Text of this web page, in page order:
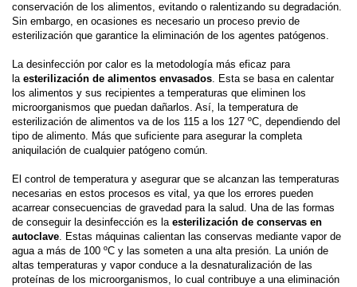
conservación de los alimentos, evitando o ralentizando su degradación.
Sin embargo, en ocasiones es necesario un proceso previo de
esterilización que garantice la eliminación de los agentes patógenos.
La desinfección por calor es la metodología más eficaz para
la esterilización de alimentos envasados. Esta se basa en calentar
los alimentos y sus recipientes a temperaturas que eliminen los
microorganismos que puedan dañarlos. Así, la temperatura de
esterilización de alimentos va de los 115 a los 127 ºC, dependiendo del
tipo de alimento. Más que suficiente para asegurar la completa
aniquilación de cualquier patógeno común.
El control de temperatura y asegurar que se alcanzan las temperaturas
necesarias en estos procesos es vital, ya que los errores pueden
acarrear consecuencias de gravedad para la salud. Una de las formas
de conseguir la desinfección es la esterilización de conservas en
autoclave. Estas máquinas calientan las conservas mediante vapor de
agua a más de 100 ºC y las someten a una alta presión. La unión de
altas temperaturas y vapor conduce a la desnaturalización de las
proteínas de los microorganismos, lo cual contribuye a una eliminación